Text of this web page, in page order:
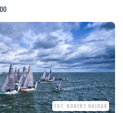
FOT. ROBERT HAJDUK